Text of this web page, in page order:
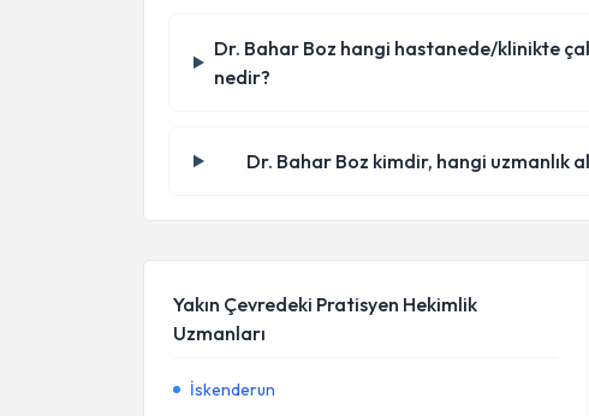
Dr. Bahar Boz hangi hastanede/klinikte
nedir?
Dr. Bahar Boz kimdir, hangi uzmanlık
Yakın Çevredeki Pratisyen Hekimlik
Uzmanları
İskenderun